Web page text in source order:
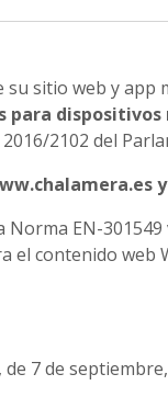
sitio web y app
para
2102 del
EN-
contenido web
7 de